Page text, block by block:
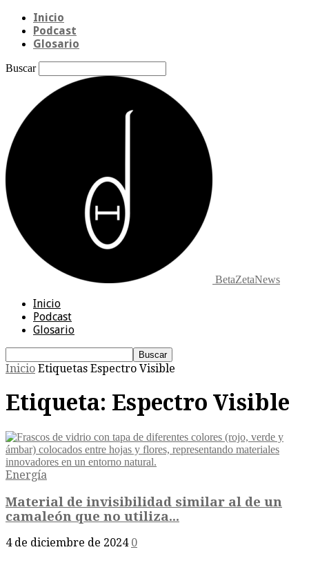
Inicio
Podcast
Glosario
Buscar
BetaZetaNews
Inicio
Podcast
Glosario
Inicio Etiquetas Espectro Visible
Etiqueta: Espectro Visible
Energía
Material de invisibilidad similar al de un
camaleón que no utiliza...
4 de diciembre de 2024 0